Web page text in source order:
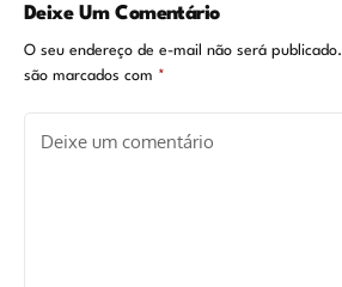
Deixe Um Comentário
O seu endereço de e-mail não será publicado.
são marcados com *